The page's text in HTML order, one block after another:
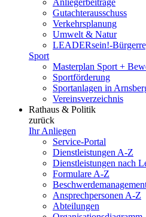
Anliegerbeiträge
Gutachterausschuss
Verkehrsplanung
Umwelt & Natur
LEADERsein!-
Sport
Masterplan Sport +
Sportförderung
Sportanlagen in
Vereinsverzeichnis
Rathaus & Politik
zurück
Ihr Anliegen
Service-Portal
Dienstleistungen A-Z
Dienstleistungen nach
Formulare A-Z
Ansprechpersonen A-Z
Abteilungen